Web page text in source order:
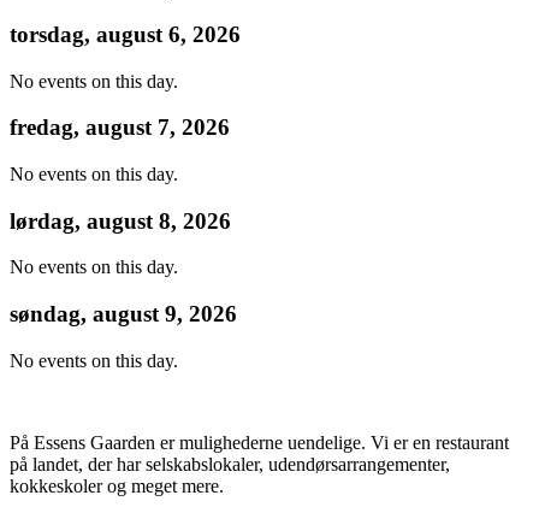
torsdag, august 6, 2026
No events on this day.
fredag, august 7, 2026
No events on this day.
lørdag, august 8, 2026
No events on this day.
søndag, august 9, 2026
No events on this day.
På Essens Gaarden er mulighederne uendelige. Vi er en restaurant
på landet, der har selskabslokaler, udendørsarrangementer,
kokkeskoler og meget mere.